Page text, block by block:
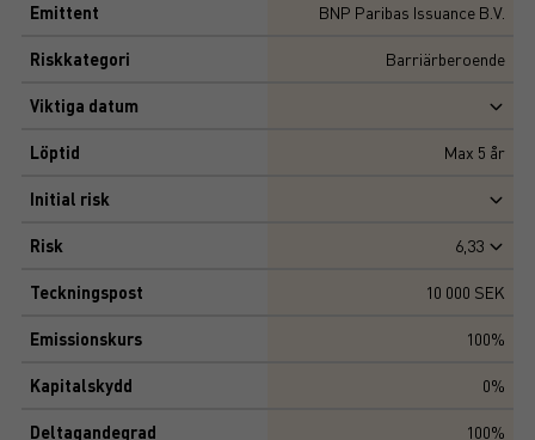
Emittent BNP Paribas Issuance B.V.
Riskkategori Barriärberoende
Viktiga datum
Löptid Max 5 år
Initial risk
Risk 6,33
Teckningspost 10 000 SEK
Emissionskurs 100%
Kapitalskydd 0%
Deltagandegrad 100%